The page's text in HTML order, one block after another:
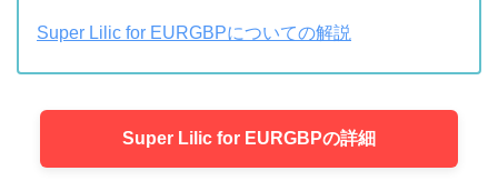
Super Lilic for EURGBPについての解説
Super Lilic for EURGBPの詳細